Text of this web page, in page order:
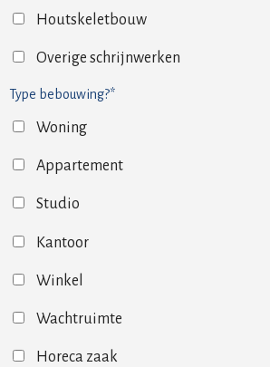
Houtskeletbouw
Overige schrijnwerken
Type bebouwing?*
Woning
Appartement
Studio
Kantoor
Winkel
Wachtruimte
Horeca zaak